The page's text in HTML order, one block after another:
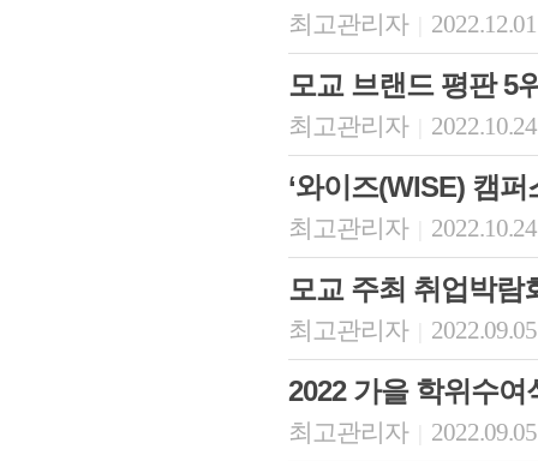
최고관리자
모교 브랜드 평판 5
최고관리자
‘와이즈(WISE) 캠
최고관리자
모교 주최 취업박람
최고관리자
2022 가을 학위수여
최고관리자